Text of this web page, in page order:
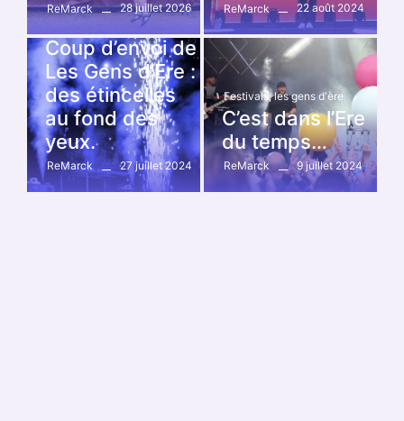
ReMarck 28 juillet 2026 ReMarck
22 août 2024
les gens d'ère
Coup d’envoi de
Les Gens d’Ere :
des étincelles
au fond des
yeux.
ReMarck 27 juillet 2024
Festivals , les gens d'ère
C’est dans l’Ere
du temps…
ReMarck 9 juillet 2024